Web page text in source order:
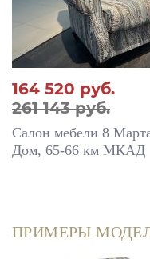
164 520 руб.
261 143 руб.
Салон мебели 8
Дом, 65-66 км МКАД
ПРИМЕРЫ